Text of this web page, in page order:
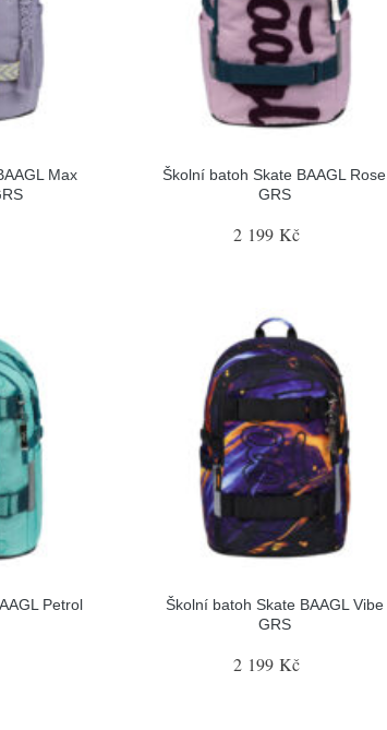
Max
Školní batoh Skate BAAGL Rose
GRS
2 199 Kč
Petrol
Školní batoh Skate BAAGL Vibe
GRS
2 199 Kč